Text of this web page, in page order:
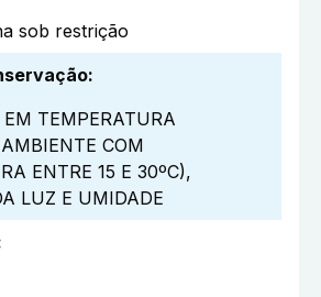
sob restrição
:
EM TEMPERATURA
COM
ENTRE 15 E 30ºC),
LUZ E UMIDADE